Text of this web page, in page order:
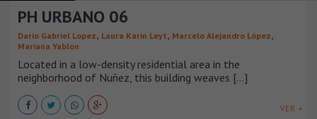
PH URBANO 06
Dario Gabriel Lopez, Laura Karin Leyt, Marcelo Alejandro López,
Mariana Yablon
Located in a low-density residential area in the
neighborhood of Nuñez, this building weaves [...]
VER +